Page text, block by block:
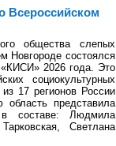
общества слепых
Новгороде состоялся
«КИСИ» 2026 года. Это
социокультурных
17 регионов России
область представила
составе: Людмила
Светлана